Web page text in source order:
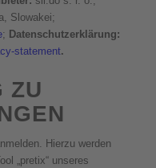
Slowakei;
; Datenschutzerklärung:
statement.
ZU
Hierzu werden
„pretix“ unseres